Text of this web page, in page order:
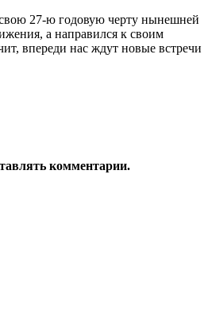
27-ю годовую черту нынешней
а направился к своим
впереди нас ждут новые встречи
комментарии.